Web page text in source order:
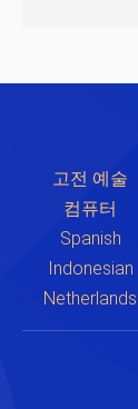
고전 예술
컴퓨터
Spanish
Indonesian
Netherlands